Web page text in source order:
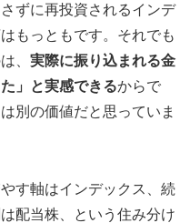
ずに再投資されるインデ
もっともです。それでも
、 実際に振り込まれる金
」と実感できるからで
別の価値だと思っていま
す軸はインデックス、続
配当株、という住み分け